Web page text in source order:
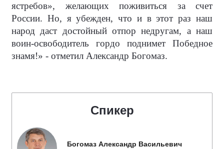
ястребов», желающих поживиться за счет
России. Но, я убежден, что и в этот раз наш
народ даст достойный отпор недругам, а наш
воин-освободитель гордо поднимет Победное
знамя!» - отметил Александр Богомаз.
Спикер
Богомаз Александр Васильевич